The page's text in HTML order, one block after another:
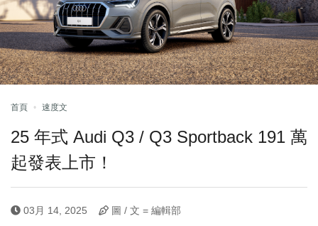
首頁 速度文
25 年式 Audi Q3 / Q3 Sportback 191 萬
起發表上市！
03月 14, 2025 圖 / 文 = 編輯部